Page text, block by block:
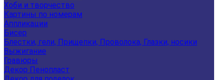
Хоби и творчество
Картины по номерам
Аппликации
Бисер
Блестки, гели, Прищепки, Проволока, Глазки, носики
Выжигание
Гравюры
Декор Пенопласт